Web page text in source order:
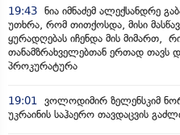
19:43 ნია იმნაძემ ალექსანდრე
უთხრა, რომ თითქოსდა, მისი
ყურადღებას იჩენდა მის მიმართ,
თანამზრახველებთან ერთად თავს
პროკურატურა
19:01
ვოლოდიმირ ზელენსკიმ
უკრაინის საჰაერო თავდაცვის